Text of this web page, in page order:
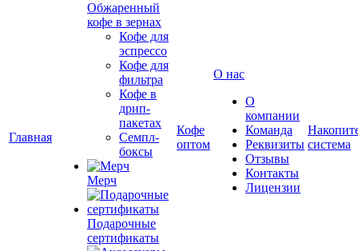
Главная
Обжаренный
кофе в зернах
Кофе для
эспрессо
Кофе для
фильтра
Кофе в
дрип-
пакетах
Семпл-
боксы
Мерч
Подарочные
сертификаты
Кофе
оптом
О нас
О
компании
Команда
Реквизиты
Отзывы
Контакты
Лицензии
система